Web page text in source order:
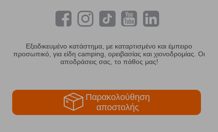
Εξειδικευμένο κατάστημα, με καταρτισμένο και έμπειρο
προσωπικό, για είδη camping, ορειβασίας και χιονοδρομίας. Οι
αποδράσεις σας, το πάθος μας!
Παρακολούθηση
αποστολής